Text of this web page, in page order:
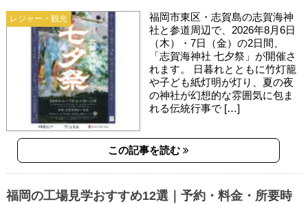
レジャー・観光
福岡市東区・志賀島の志賀海神
社と参道周辺で、2026年8月6日
（木）・7日（金）の2日間、
「志賀海神社 七夕祭」が開催さ
れます。 日暮れとともに竹灯籠
や子ども紙灯明が灯り、夏の夜
の神社が幻想的な雰囲気に包ま
れる伝統行事で […]
この記事を読む
福岡の工場見学おすすめ12選｜予約・料金・所要時